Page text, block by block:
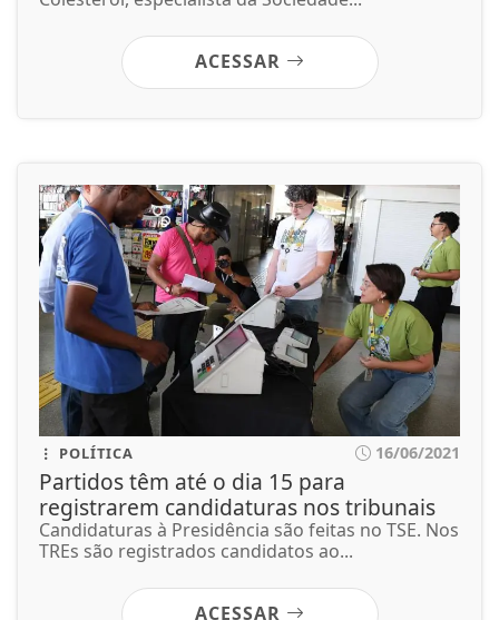
ACESSAR
POLÍTICA 16/06/2021
Partidos têm até o dia 15 para
registrarem candidaturas nos tribunais
Candidaturas à Presidência são feitas no TSE. Nos
TREs são registrados candidatos ao...
ACESSAR